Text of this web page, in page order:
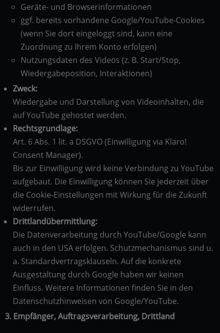
Geräte- und Browserinformationen
ggf. bereits vorhandene Google/YouTube-Cookies
(wenn Sie dort eingeloggt sind, kann eine
Zuordnung zu Ihrem Konto erfolgen)
Nutzungsdaten des Videos (z. B. Start/Stop,
Wiedergabeposition, Interaktionen)
Zweck:
Wiedergabe und Darstellung von Videoinhalten, die
auf YouTube gehostet werden.
Rechtsgrundlage:
Art. 6 Abs. 1 lit. a DSGVO (Einwilligung via Klaro!
Consent Manager).
Bis zur Einwilligung wird keine Verbindung zu YouTube
aufgebaut. Die Einwilligung können Sie jederzeit über
die Cookie-Einstellungen mit Wirkung für die Zukunft
widerrufen.
Drittlandübermittlung:
Die Datenverarbeitung durch YouTube/Google kann
auch in den USA erfolgen. Schutzmechanismus sind u.
a. Standardvertragsklauseln. Auf die konkrete
Ausgestaltung durch Google haben wir keinen
Einfluss. Weitere Informationen finden Sie in den
Datenschutzhinweisen von Google/YouTube.
3. Empfänger, Auftragsverarbeitung, Drittland